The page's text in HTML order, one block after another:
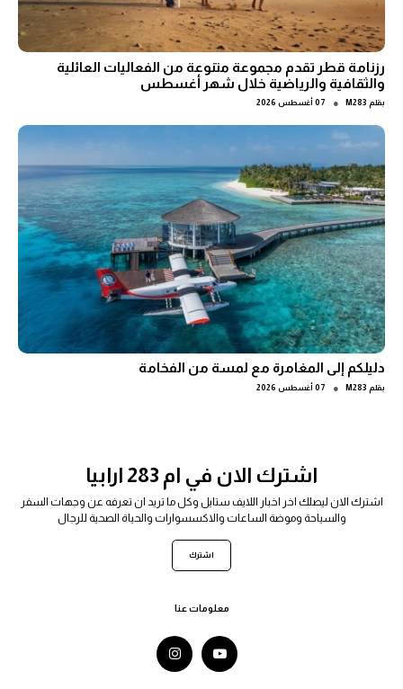
رزنامة قطر تقدم مجموعة متنوعة من الفعاليات العائلية
والثقافية والرياضية خلال شهر أغسطس
بقلم M283
● 07 أغسطس 2026
دليلكم إلى المغامرة مع لمسة من الفخامة
بقلم M283
● 07 أغسطس 2026
اشترك الان في ام 283 ارابيا
اشترك الان ليصلك اخر اخبار اللايف ستايل وكل ما تريد ان تعرفه عن وجهات السفر
والسياحة وموضة الساعات والاكسسوارات والحياة الصحية للرجال
اشترك
معلومات عنا